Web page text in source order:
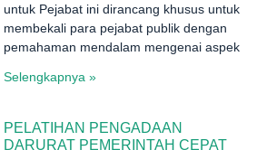
untuk Pejabat ini dirancang khusus untuk
membekali para pejabat publik dengan
pemahaman mendalam mengenai aspek
Selengkapnya »
PELATIHAN PENGADAAN
DARURAT PEMERINTAH CEPAT